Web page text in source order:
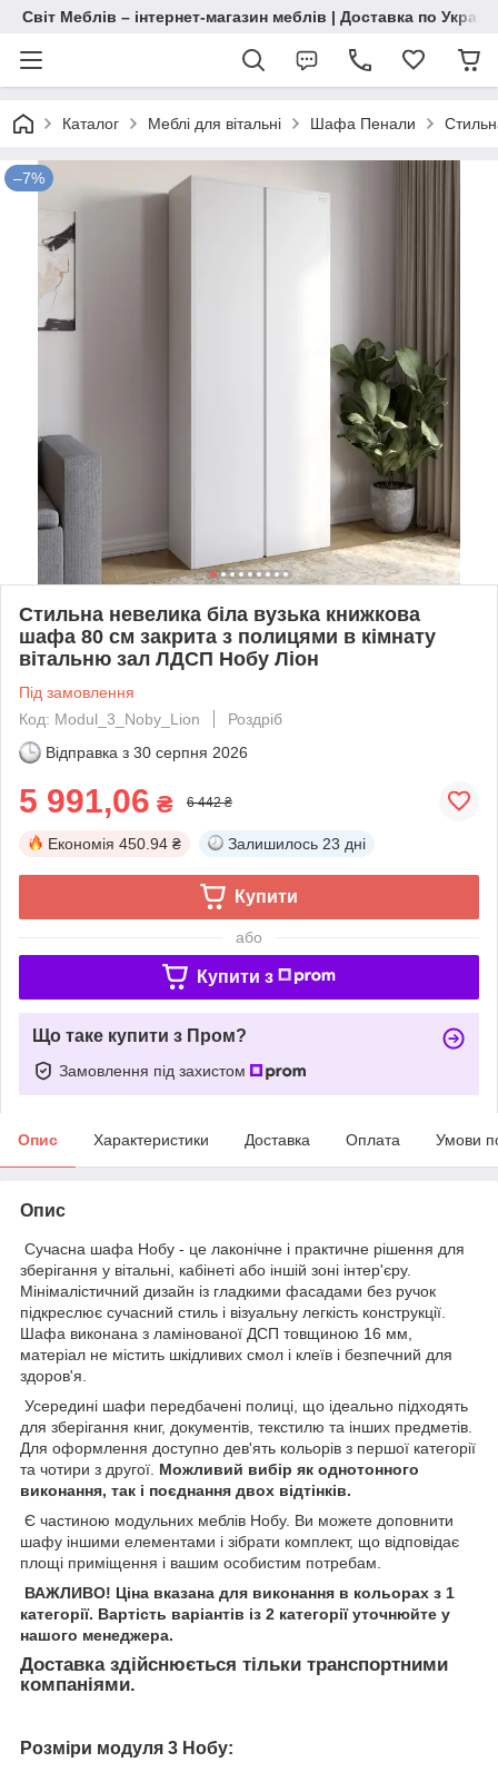
Світ Меблів – інтернет-магазин меблів | Доставка по
Каталог Меблі для вітальні Шафа Пенали
–7%
Стильна невелика біла вузька книжкова
шафа 80 см закрита з полицями в кімнату
вітальню зал ЛДСП Нобу Ліон
Під замовлення
Код: Modul_3_Noby_Lion
Роздріб
Відправка з 30 серпня 2026
5 991,06 ₴ 6 442 ₴
Економія 450.94 ₴ Залишилось 23 дні
Купити
або
Купити з
Що таке купити з Пром?
Замовлення під захистом
Опис Характеристики Доставка Оплата Умови
Опис
Сучасна шафа Нобу - це лаконічне і практичне рішення для
зберігання у вітальні, кабінеті або іншій зоні інтер'єру.
Мінімалістичний дизайн із гладкими фасадами без ручок
підкреслює сучасний стиль і візуальну легкість конструкції.
Шафа виконана з ламінованої ДСП товщиною 16 мм,
матеріал не містить шкідливих смол і клеїв і безпечний для
здоров'я.
Усередині шафи передбачені полиці, що ідеально підходять
для зберігання книг, документів, текстилю та інших предметів.
Для оформлення доступно дев'ять кольорів з першої категорії
та чотири з другої. Можливий вибір як однотонного
виконання, так і поєднання двох відтінків.
Є частиною модульних меблів Нобу. Ви можете доповнити
шафу іншими елементами і зібрати комплект, що відповідає
площі приміщення і вашим особистим потребам.
ВАЖЛИВО! Ціна вказана для виконання в кольорах з 1
категорії. Вартість варіантів із 2 категорії уточнюйте у
нашого менеджера.
Доставка здійснюється тільки транспортними
компаніями.
Розміри модуля 3 Нобу: